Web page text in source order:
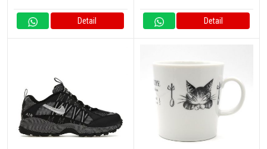
Detail Detail